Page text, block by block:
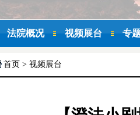
法院概况 视频展台 专
首页 > 视频展台